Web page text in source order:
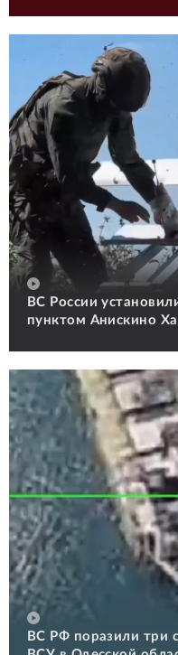
ВС России
пунктом Анискино
ВС РФ поразили три